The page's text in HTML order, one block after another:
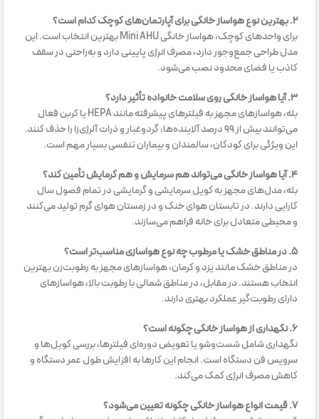
۲. بهترین نوع هواساز خانگی برای آپارتمان‌های کوچک کدام است؟
برای واحدهای کوچک، هواساز خانگی Mini AHU بهترین انتخاب است. این
مدل طراحی جمع‌وجور دارد، مصرف انرژی پایینی دارد و به‌راحتی در سقف
کاذب یا فضای محدود نصب می‌شود.
۳. آیا هواساز خانگی روی سلامت خانواده تأثیر دارد؟
بله، هواسازهای مجهز به فیلترهای پیشرفته مانند HEPA یا کربن فعال
می‌توانند بیش از ۹۹ درصد آلاینده‌ها، گردوغبار و ذرات آلرژی‌زا را حذف کنند.
این ویژگی برای کودکان، سالمندان و بیماران تنفسی بسیار مهم است.
۴. آیا هواساز خانگی می‌تواند هم سرمایش و هم گرمایش تأمین کند؟
بله، مدل‌های مجهز به کویل سرمایشی و گرمایشی در تمام فصول سال
کارایی دارند. در تابستان هوای خنک و در زمستان هوای گرم تولید می‌کنند
و محیطی متعادل برای خانه فراهم می‌سازند.
۵. در مناطق خشک یا مرطوب چه نوع هواسازی مناسب‌تر است؟
در مناطق خشک مانند یزد و کرمان، هواسازهای مجهز به رطوبت‌زن بهترین
انتخاب هستند. در مقابل، در مناطق شمالی با رطوبت بالا، هواسازهای
دارای رطوبت‌گیر عملکرد بهتری دارند.
۶. نگهداری از هواساز خانگی چگونه است؟
نگهداری شامل شست‌وشو یا تعویض دوره‌ای فیلترها، بررسی کویل‌ها و
سرویس فن دستگاه است. انجام این کارها به افزایش طول عمر دستگاه و
کاهش مصرف انرژی کمک می‌کند.
۷. قیمت انواع هواساز خانگی چگونه تعیین می‌شود؟